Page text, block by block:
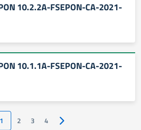
10.2.2A-FSEPON-CA-2021-
10.1.1A-FSEPON-CA-2021-
1 2 3 4 Pagina successiva